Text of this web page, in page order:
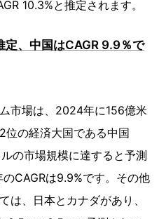
10.3%と推定されます。
定、中国はCAGR 9.9％で
市場は、2024年に156億米
位の経済大国である中国
の市場規模に達すると予測
CAGRは9.9%です。その他
は、日本とカナダがあり、